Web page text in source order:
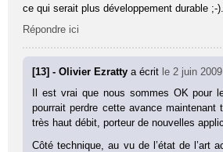
ce qui serait plus développement durable ;-).
Répondre ici
[13] - Olivier Ezrattya écrit le 2 juin 2009
Il est vrai que nous sommes OK pour
pourrait perdre cette avance maintenant
très haut débit, porteur de nouvelles
Côté technique, au vu de l’état de l’art